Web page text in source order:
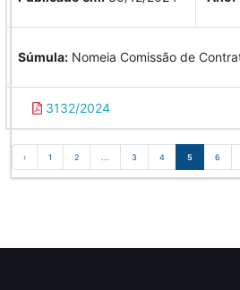
Súmula: Nomeia Comissão de
3132/2024
‹ 1 2 ... 3 4 5 6